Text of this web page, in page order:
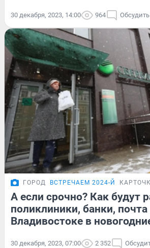
30 декабря, 2023, 14:00 964 Обсудить
ГОРОД ВСТРЕЧАЕМ 2024-Й
А если срочно? Как будут
поликлиники, банки, почта
Владивостоке в
30 декабря, 2023, 07:00 2 352